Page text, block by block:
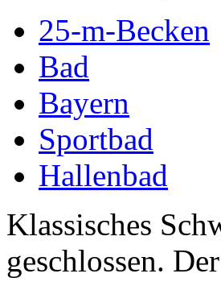
25-m-Becken
Bad
Bayern
Sportbad
Hallenbad
Klassisches
geschlossen.